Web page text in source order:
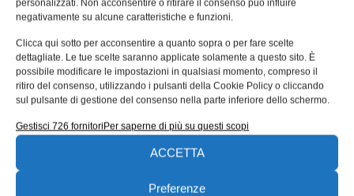
personalizzati. Non acconsentire o ritirare il consenso può influire
negativamente su alcune caratteristiche e funzioni.
Clicca qui sotto per acconsentire a quanto sopra o per fare scelte
dettagliate. Le tue scelte saranno applicate solamente a questo sito. È
possibile modificare le impostazioni in qualsiasi momento, compreso il
ritiro del consenso, utilizzando i pulsanti della Cookie Policy o cliccando
sul pulsante di gestione del consenso nella parte inferiore dello schermo.
Gestisci 726 fornitoriPer saperne di più su questi scopi
ACCETTA
Preferenze
HP espande la gamma retail con
nuovi sistemi POS all’avanguardia
HP annuncia l’espansione della sua avanzata gamma di
soluzioni retail con sistemi POS (Point of sale) studiati